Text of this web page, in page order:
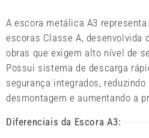
A escora metálica A3 representa
escoras Classe A, desenvolvida
obras que exigem alto nível de
Possui sistema de descarga
segurança integrados,
desmontagem e aumentando a
Diferenciais da Escora A3: